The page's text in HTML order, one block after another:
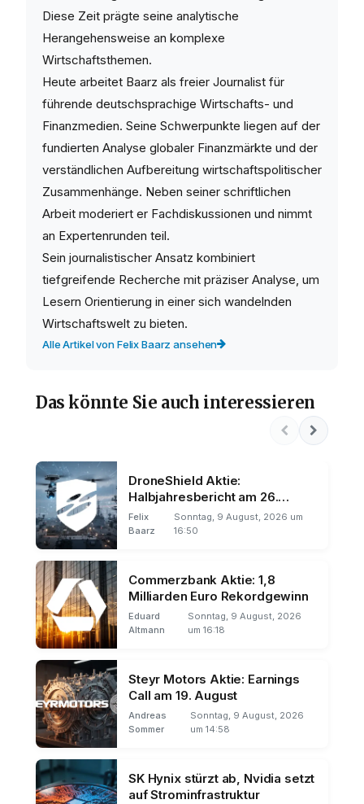
Diese Zeit prägte seine analytische
Herangehensweise an komplexe
Wirtschaftsthemen.
Heute arbeitet Baarz als freier Journalist für
führende deutschsprachige Wirtschafts- und
Finanzmedien. Seine Schwerpunkte liegen auf der
fundierten Analyse globaler Finanzmärkte und der
verständlichen Aufbereitung wirtschaftspolitischer
Zusammenhänge. Neben seiner schriftlichen
Arbeit moderiert er Fachdiskussionen und nimmt
an Expertenrunden teil.
Sein journalistischer Ansatz kombiniert
tiefgreifende Recherche mit präziser Analyse, um
Lesern Orientierung in einer sich wandelnden
Wirtschaftswelt zu bieten.
Alle Artikel von Felix Baarz ansehen
Das könnte Sie auch interessieren
DroneShield Aktie:
Halbjahresbericht am 26.
August
Felix
Baarz
Sonntag, 9 August, 2026 um
16:50
Commerzbank Aktie: 1,8
Milliarden Euro Rekordgewinn
Eduard
Altmann
Sonntag, 9 August, 2026
um 16:18
Steyr Motors Aktie: Earnings
Call am 19. August
Andreas
Sommer
Sonntag, 9 August, 2026
um 14:58
SK Hynix stürzt ab, Nvidia setzt
auf Strominfrastruktur